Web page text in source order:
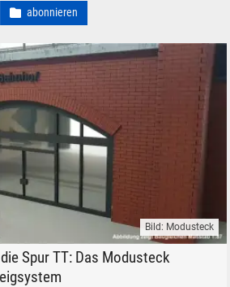
abonnieren
(TT) Modellbahn Engl Modelleisenbahn
Bild: Modusteck
Spur TT: Das Modusteck